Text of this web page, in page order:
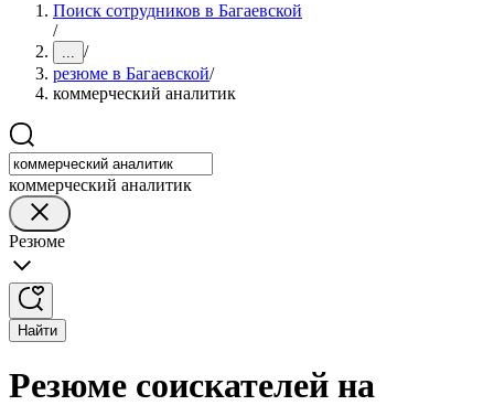
Поиск сотрудников в Багаевской
/
... /
резюме в Багаевской/
коммерческий аналитик
коммерческий аналитик
Резюме
Найти
Резюме соискателей на